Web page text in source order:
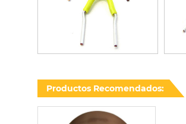
Productos Recomendados: